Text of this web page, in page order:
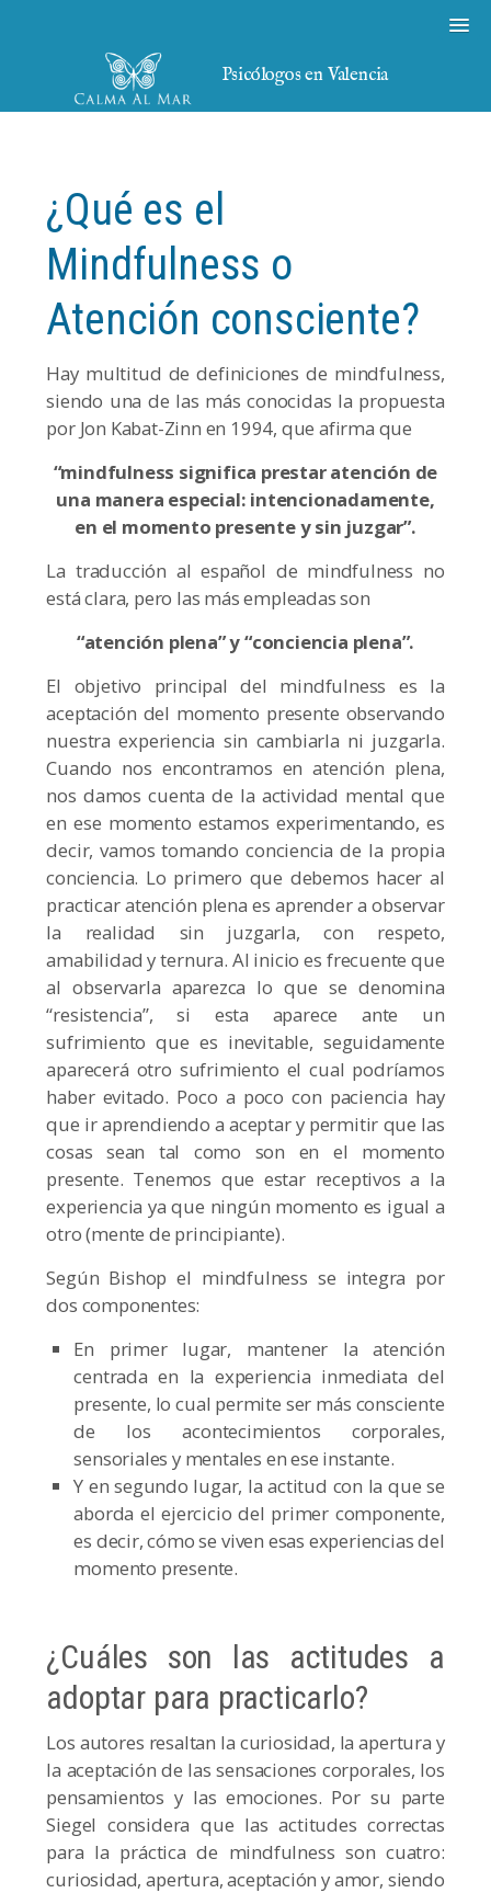
Psicólogos en Valencia
¿Qué es el
Mindfulness o
Atención consciente?
Hay multitud de definiciones de mindfulness,
siendo una de las más conocidas la propuesta
por Jon Kabat-Zinn en 1994, que afirma que
“mindfulness significa prestar atención de
una manera especial: intencionadamente,
en el momento presente y sin juzgar”.
La traducción al español de mindfulness no
está clara, pero las más empleadas son
“atención plena” y “conciencia plena”.
El objetivo principal del mindfulness es la
aceptación del momento presente observando
nuestra experiencia sin cambiarla ni juzgarla.
Cuando nos encontramos en atención plena,
nos damos cuenta de la actividad mental que
en ese momento estamos experimentando, es
decir, vamos tomando conciencia de la propia
conciencia. Lo primero que debemos hacer al
practicar atención plena es aprender a observar
la realidad sin juzgarla, con respeto,
amabilidad y ternura. Al inicio es frecuente que
al observarla aparezca lo que se denomina
“resistencia”, si esta aparece ante un
sufrimiento que es inevitable, seguidamente
aparecerá otro sufrimiento el cual podríamos
haber evitado. Poco a poco con paciencia hay
que ir aprendiendo a aceptar y permitir que las
cosas sean tal como son en el momento
presente. Tenemos que estar receptivos a la
experiencia ya que ningún momento es igual a
otro (mente de principiante).
Según Bishop el mindfulness se integra por
dos componentes:
En primer lugar, mantener la atención
centrada en la experiencia inmediata del
presente, lo cual permite ser más consciente
de los acontecimientos corporales,
sensoriales y mentales en ese instante.
Y en segundo lugar, la actitud con la que se
aborda el ejercicio del primer componente,
es decir, cómo se viven esas experiencias del
momento presente.
¿Cuáles son las actitudes a
adoptar para practicarlo?
Los autores resaltan la curiosidad, la apertura y
la aceptación de las sensaciones corporales, los
pensamientos y las emociones. Por su parte
Siegel considera que las actitudes correctas
para la práctica de mindfulness son cuatro:
curiosidad, apertura, aceptación y amor, siendo